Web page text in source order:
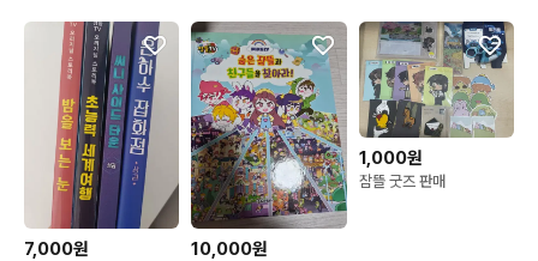
7,000원 10,000원
1,000원
잠뜰 굿즈 판매